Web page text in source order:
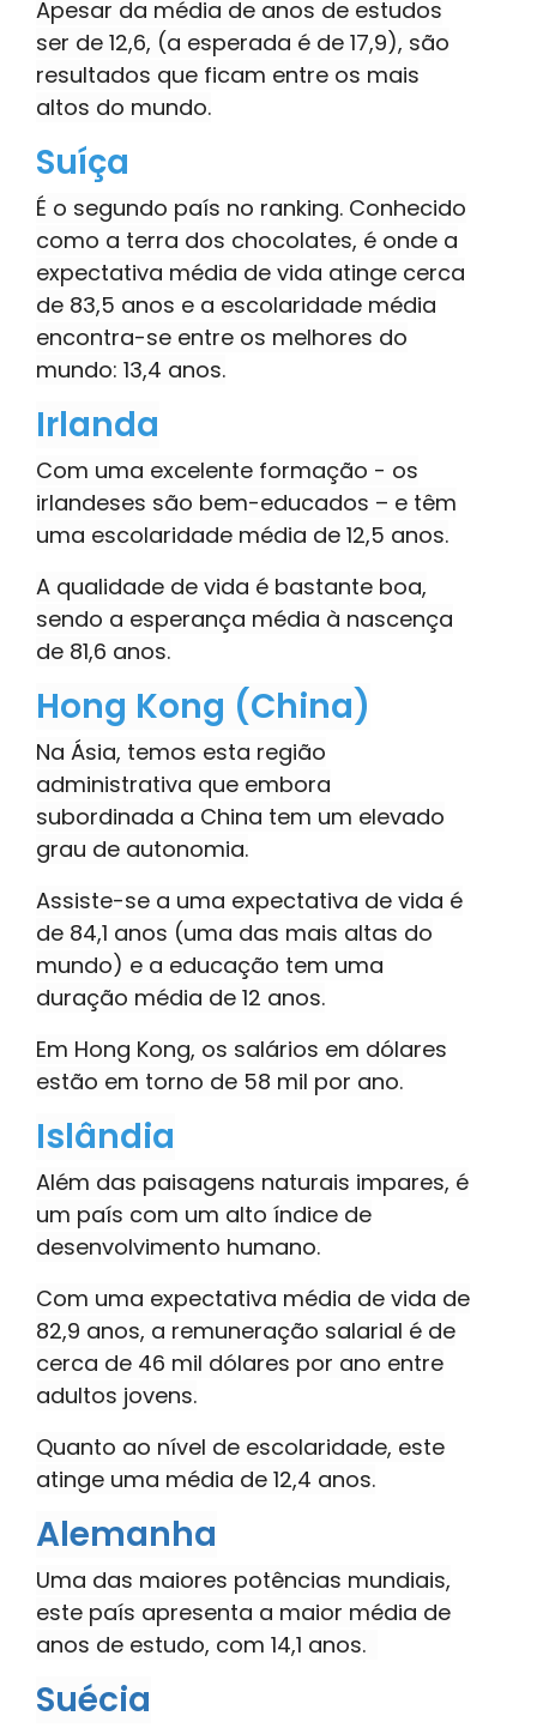
Apesar da média de anos de estudos
ser de 12,6, (a esperada é de 17,9), são
resultados que ficam entre os mais
altos do mundo.
Suíça
É o segundo país no ranking. Conhecido
como a terra dos chocolates, é onde a
expectativa média de vida atinge cerca
de 83,5 anos e a escolaridade média
encontra-se entre os melhores do
mundo: 13,4 anos.
Irlanda
Com uma excelente formação - os
irlandeses são bem-educados – e têm
uma escolaridade média de 12,5 anos.
A qualidade de vida é bastante boa,
sendo a esperança média à nascença
de 81,6 anos.
Hong Kong (China)
Na Ásia, temos esta região
administrativa que embora
subordinada a China tem um elevado
grau de autonomia.
Assiste-se a uma expectativa de vida é
de 84,1 anos (uma das mais altas do
mundo) e a educação tem uma
duração média de 12 anos.
Em Hong Kong, os salários em dólares
estão em torno de 58 mil por ano.
Islândia
Além das paisagens naturais impares, é
um país com um alto índice de
desenvolvimento humano.
Com uma expectativa média de vida de
82,9 anos, a remuneração salarial é de
cerca de 46 mil dólares por ano entre
adultos jovens.
Quanto ao nível de escolaridade, este
atinge uma média de 12,4 anos.
Alemanha
Uma das maiores potências mundiais,
este país apresenta a maior média de
anos de estudo, com 14,1 anos.
Suécia